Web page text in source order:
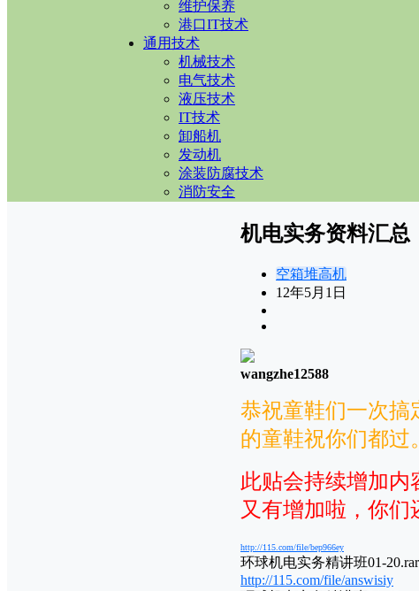
维护保养
港口IT技术
通用技术
机械技术
电气技术
液压技术
IT技术
卸船机
发动机
涂装防腐技术
消防安全
机电实务资料汇总
空箱堆高机
12年5月1日
wangzhe12588
恭祝童鞋们一次搞
的童鞋祝你们都过
此贴会持续增加内
又有增加啦，你们
http://115.com/file/bep966ey
环球机电实务精讲班01-20.rar
http://115.com/file/answisiy